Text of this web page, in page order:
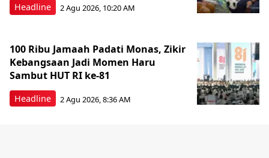
Headline 2 Agu 2026, 10:20 AM
Headline
100 Ribu Jamaah Padati Monas, Zikir
Kebangsaan Jadi Momen Haru
Sambut HUT RI ke-81
2 Agu 2026, 8:36 AM